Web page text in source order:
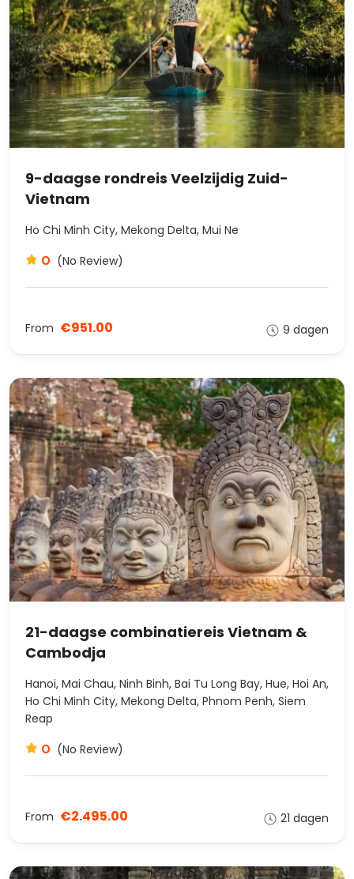
9-daagse rondreis Veelzijdig Zuid-
Vietnam
Ho Chi Minh City, Mekong Delta, Mui Ne
0 (No Review)
From €951.00 9 dagen
21-daagse combinatiereis Vietnam &
Cambodja
Hanoi, Mai Chau, Ninh Binh, Bai Tu Long Bay, Hue, Hoi An,
Ho Chi Minh City, Mekong Delta, Phnom Penh, Siem
Reap
0 (No Review)
From €2.495.00 21 dagen